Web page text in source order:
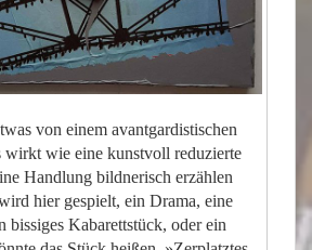
von einem avantgardistischen
wirkt wie eine kunstvoll reduzierte
Handlung bildnerisch erzählen
hier gespielt, ein Drama, eine
bissiges Kabarettstück, oder ein